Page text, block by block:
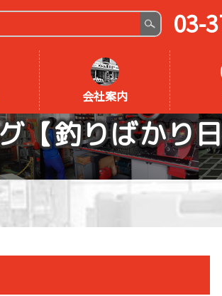
03-
会社案内
【釣りばかり